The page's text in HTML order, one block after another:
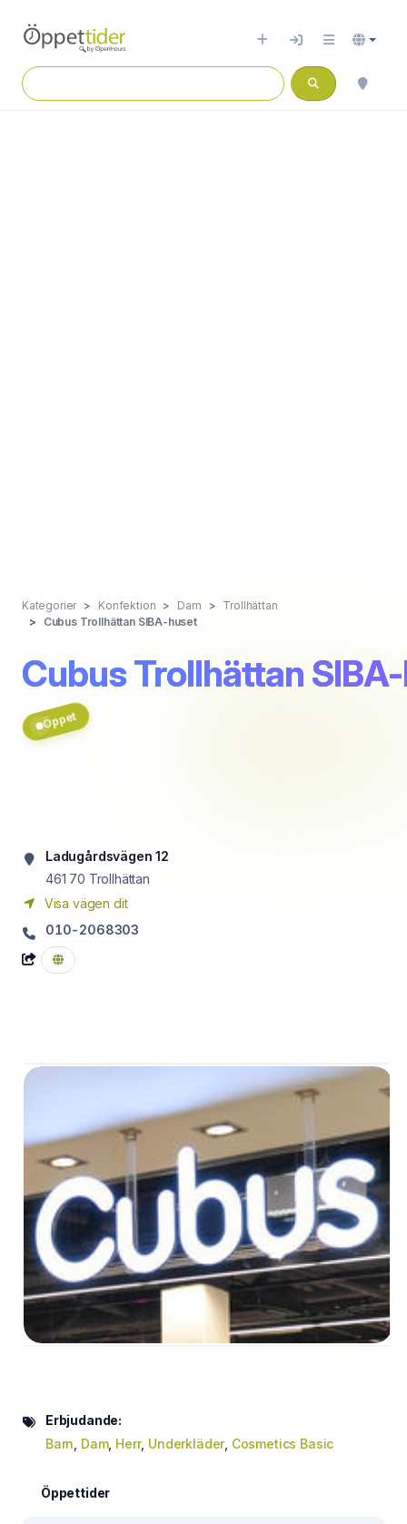
Kategorier Konfektion Dam
Trollhättan
Cubus Trollhättan SIBA-huset
Cubus Trollhättan
Öppet
Ladugårdsvägen 12
461 70 Trollhättan
Visa vägen dit
010-2068303
Erbjudande:
Barn Dam, Herr, Underkläder, Cosmetics Basic
Öppettider